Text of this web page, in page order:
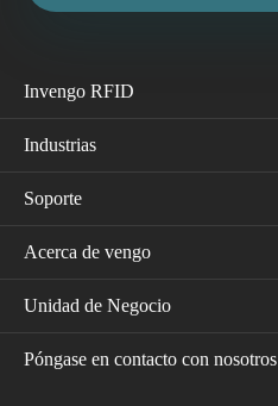
Invengo RFID
Industrias
Soporte
Acerca de vengo
Unidad de Negocio
Póngase en contacto con nosotros